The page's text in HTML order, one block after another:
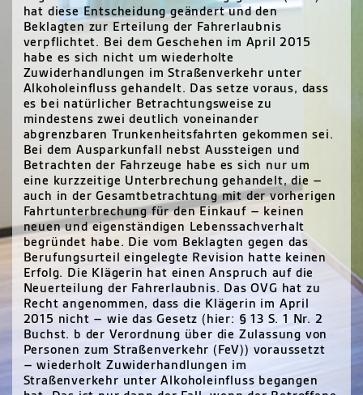
hat diese Entscheidung geändert und den
Beklagten zur Erteilung der Fahrerlaubnis
verpflichtet. Bei dem Geschehen im April 2015
habe es sich nicht um wiederholte
Zuwiderhandlungen im Straßenverkehr unter
Alkoholeinfluss gehandelt. Das setze voraus, dass
es bei natürlicher Betrachtungsweise zu
mindestens zwei deutlich voneinander
abgrenzbaren Trunkenheitsfahrten gekommen sei.
Bei dem Ausparkunfall nebst Aussteigen und
Betrachten der Fahrzeuge habe es sich nur um
eine kurzzeitige Unterbrechung gehandelt, die –
auch in der Gesamtbetrachtung mit der vorherigen
Fahrtunterbrechung für den Einkauf – keinen
neuen und eigenständigen Lebenssachverhalt
begründet habe. Die vom Beklagten gegen das
Berufungsurteil eingelegte Revision hatte keinen
Erfolg. Die Klägerin hat einen Anspruch auf die
Neuerteilung der Fahrerlaubnis. Das OVG hat zu
Recht angenommen, dass die Klägerin im April
2015 nicht – wie das Gesetz (hier: § 13 S. 1 Nr. 2
Buchst. b der Verordnung über die Zulassung von
Personen zum Straßenverkehr (FeV)) voraussetzt
– wiederholt Zuwiderhandlungen im
Straßenverkehr unter Alkoholeinfluss begangen